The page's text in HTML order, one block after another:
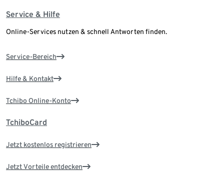
Service & Hilfe
Online-Services nutzen & schnell Antworten finden.
Service-Bereich
Hilfe & Kontakt
Tchibo Online-Konto
TchiboCard
Jetzt kostenlos registrieren
Jetzt Vorteile entdecken